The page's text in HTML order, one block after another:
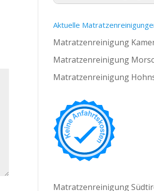
Aktuelle
Matratzenreinigung
Matratzenreinigung
Matratzenreinigung
Matratzenreinigung